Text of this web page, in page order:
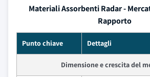
Materiali Assorbenti Radar -
Rapporto
Punto chiave Dettagli
Dimensione e crescita del